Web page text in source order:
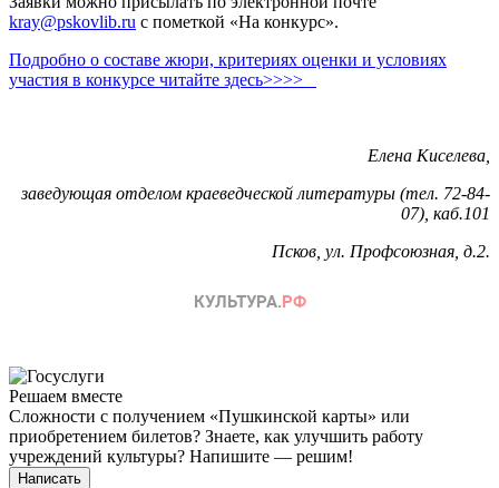
kray@pskovlib.ru с пометкой «На конкурс».
Подробно о составе жюри, критериях оценки и условиях
участия в конкурсе читайте здесь>>>>
Елена Киселева,
заведующая отделом краеведческой литературы (тел. 72-84-
07), каб.101
Псков, ул. Профсоюзная, д.2.
Решаем вместе
Сложности с получением «Пушкинской карты» или
приобретением билетов? Знаете, как улучшить работу
учреждений культуры? Напишите — решим!
Написать